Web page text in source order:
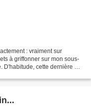
: vraiment sur
à griffonner sur mon sous-
cette dernière est